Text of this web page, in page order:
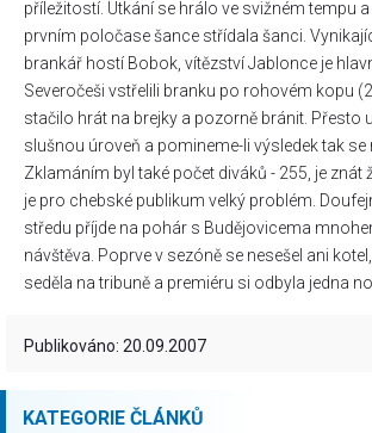
příležitostí. Utkání se hrálo ve svižném tempu
prvním poločase šance střídala šanci.
brankář hostí Bobok, vítězství Jablonce je
Severočeši vstřelili branku po rohovém kopu
stačilo hrát na brejky a pozorně bránit. Přesto
slušnou úroveň a pomineme-li výsledek tak se
Zklamáním byl také počet diváků - 255, je znát
je pro chebské publikum velký problém.
středu příjde na pohár s Budějovicema
návštěva. Poprve v sezóně se nesešel ani
seděla na tribuně a premiéru si odbyla jedna
Publikováno: 20.09.2007
KATEGORIE ČLÁNKŮ